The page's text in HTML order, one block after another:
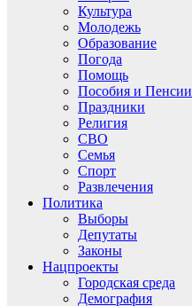
Культура
Молодежь
Образование
Погода
Помощь
Пособия и Пенсии
Праздники
Религия
СВО
Семья
Спорт
Развлечения
Политика
Выборы
Депутаты
Законы
Нацпроекты
Городская среда
Демография